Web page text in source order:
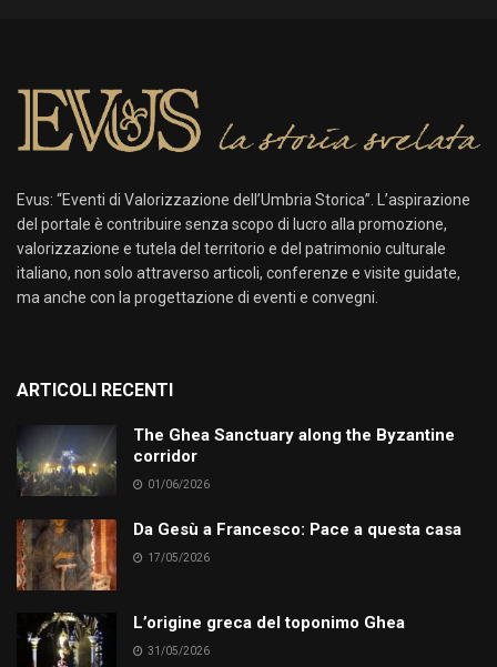
Evus: “Eventi di Valorizzazione dell’Umbria Storica”. L’aspirazione
del portale è contribuire senza scopo di lucro alla promozione,
valorizzazione e tutela del territorio e del patrimonio culturale
italiano, non solo attraverso articoli, conferenze e visite guidate,
ma anche con la progettazione di eventi e convegni.
ARTICOLI RECENTI
The Ghea Sanctuary along the Byzantine
corridor
01/06/2026
Da Gesù a Francesco: Pace a questa casa
17/05/2026
L’origine greca del toponimo Ghea
31/05/2026